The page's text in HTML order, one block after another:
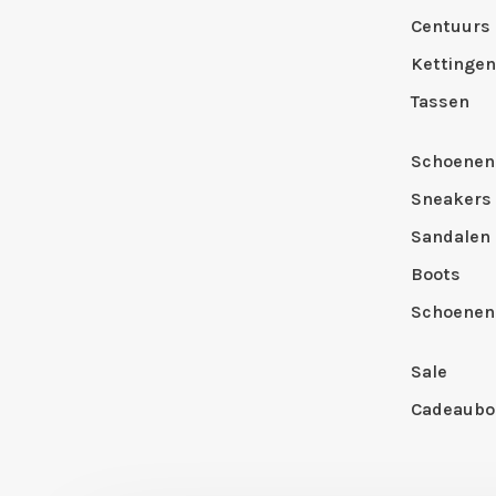
Centuurs
Kettingen
Tassen
Schoenen
Sneakers
Sandalen
Boots
Schoenen
Sale